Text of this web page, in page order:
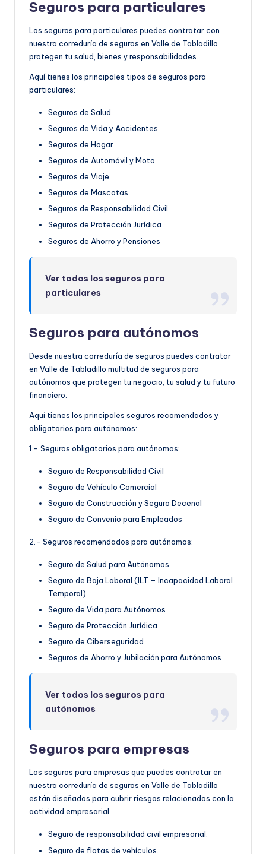
Seguros para particulares
Los seguros para particulares puedes contratar con
nuestra correduría de seguros en Valle de Tabladillo
protegen tu salud, bienes y responsabilidades.
Aquí tienes los principales tipos de seguros para
particulares:
Seguros de Salud
Seguros de Vida y Accidentes
Seguros de Hogar
Seguros de Automóvil y Moto
Seguros de Viaje
Seguros de Mascotas
Seguros de Responsabilidad Civil
Seguros de Protección Jurídica
Seguros de Ahorro y Pensiones
Ver todos los seguros para
particulares
Seguros para autónomos
Desde nuestra correduría de seguros puedes contratar
en Valle de Tabladillo multitud de seguros para
autónomos que protegen tu negocio, tu salud y tu futuro
financiero.
Aquí tienes los principales seguros recomendados y
obligatorios para autónomos:
1.- Seguros obligatorios para autónomos:
Seguro de Responsabilidad Civil
Seguro de Vehículo Comercial
Seguro de Construcción y Seguro Decenal
Seguro de Convenio para Empleados
2.- Seguros recomendados para autónomos:
Seguro de Salud para Autónomos
Seguro de Baja Laboral (ILT – Incapacidad Laboral
Temporal)
Seguro de Vida para Autónomos
Seguro de Protección Jurídica
Seguro de Ciberseguridad
Seguros de Ahorro y Jubilación para Autónomos
Ver todos los seguros para
autónomos
Seguros para empresas
Los seguros para empresas que puedes contratar en
nuestra correduría de seguros en Valle de Tabladillo
están diseñados para cubrir riesgos relacionados con la
actividad empresarial.
Seguro de responsabilidad civil empresarial.
Seguro de flotas de vehículos.